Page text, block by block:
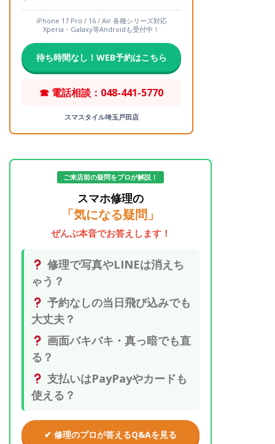
iPhone 17 Pro / 16 / Air 各種シリーズ対応
Xperia・Galaxy等Androidも受付中！
待ち時間なし！WEB予約はこちら
☎ 電話相談：048-441-5770
スマスタイル埼玉戸田店
ご来店前の疑問をプロが解説！
スマホ修理の
「気になる疑問」
ぜんぶ本音でお答えします！
修理で写真やLINEは消えち
ゃう？
予約なしの当日飛び込みでも
大丈夫？
画面バキバキ・真っ暗でも直
る？
支払いはPayPayやカードも
使える？
✔ 修理のプロが答えるQ&Aを見る